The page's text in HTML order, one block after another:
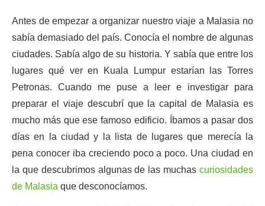
Antes de empezar a organizar nuestro viaje a Malasia no
sabía demasiado del país. Conocía el nombre de algunas
ciudades. Sabía algo de su historia. Y sabía que entre los
lugares qué ver en Kuala Lumpur estarían las Torres
Petronas. Cuando me puse a leer e investigar para
preparar el viaje descubrí que la capital de Malasia es
mucho más que ese famoso edificio. Íbamos a pasar dos
días en la ciudad y la lista de lugares que merecía la
pena conocer iba creciendo poco a poco. Una ciudad en
la que descubrimos algunas de las muchas curiosidades
de Malasia que desconocíamos.